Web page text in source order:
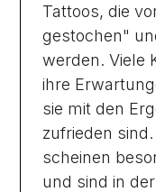
Tattoos, die
gestochen"
werden. Viele
ihre
sie mit den
zufrieden
scheinen
und sind in